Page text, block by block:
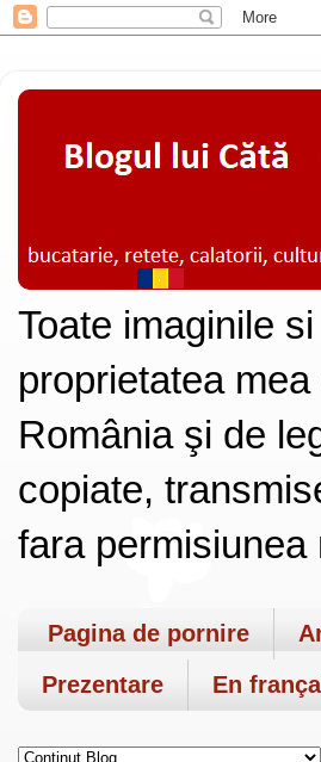
Toate imaginile
proprietatea
România şi de
copiate,
fara
Pagina de pornire
Prezentare
En